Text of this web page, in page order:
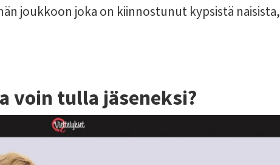
joukkoon joka on kiinnostunut kypsistä naisista,
voin tulla jäseneksi?